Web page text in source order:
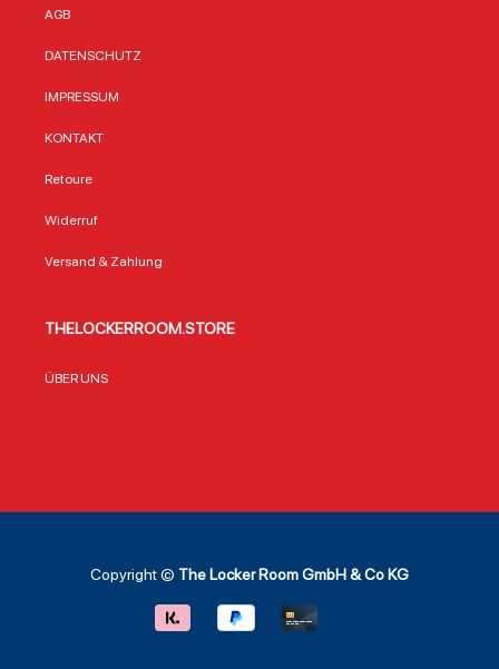
AGB
DATENSCHUTZ
IMPRESSUM
KONTAKT
Retoure
Widerruf
Versand & Zahlung
THELOCKERROOM.STORE
ÜBER UNS
Copyright © The Locker Room GmbH & Co KG